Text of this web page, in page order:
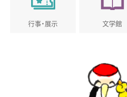
行事・展示 文学館